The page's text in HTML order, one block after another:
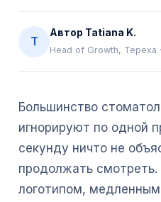
T
Автор Tatiana K.
Head of Growth, Tepexa ·
Большинство
игнорируют по одной
секунду ничто не
продолжать
логотипом,